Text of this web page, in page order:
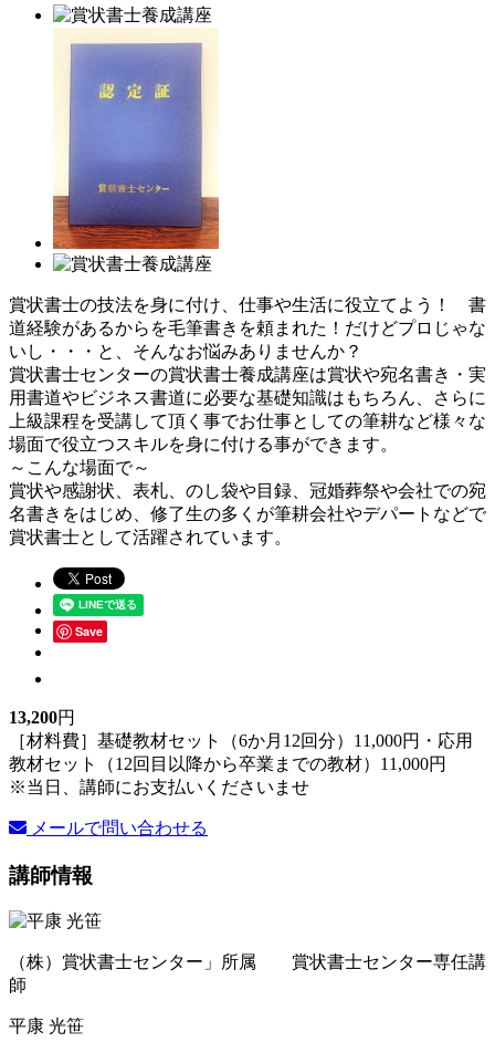
賞状書士の技法を身に付け、仕事や生活に役立てよう！ 書
道経験があるからを毛筆書きを頼まれた！だけどプロじゃな
いし・・・と、そんなお悩みありませんか？
賞状書士センターの賞状書士養成講座は賞状や宛名書き・実
用書道やビジネス書道に必要な基礎知識はもちろん、さらに
上級課程を受講して頂く事でお仕事としての筆耕など様々な
場面で役立つスキルを身に付ける事ができます。
～こんな場面で～
賞状や感謝状、表札、のし袋や目録、冠婚葬祭や会社での宛
名書きをはじめ、修了生の多くが筆耕会社やデパートなどで
賞状書士として活躍されています。
Save
13,200円
［材料費］基礎教材セット（6か月12回分）11,000円・応用
教材セット（12回目以降から卒業までの教材）11,000円
※当日、講師にお支払いくださいませ
メールで問い合わせる
講師情報
（株）賞状書士センター」所属 賞状書士センター専任講
師
平康 光笹